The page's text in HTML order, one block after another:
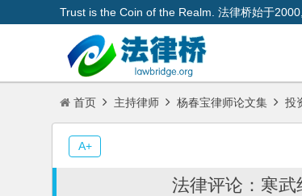
Trust is the Coin of the Realm. 法律桥始于
首页 主持律师 杨春宝律师论文集 投
法律评论：寒
A+